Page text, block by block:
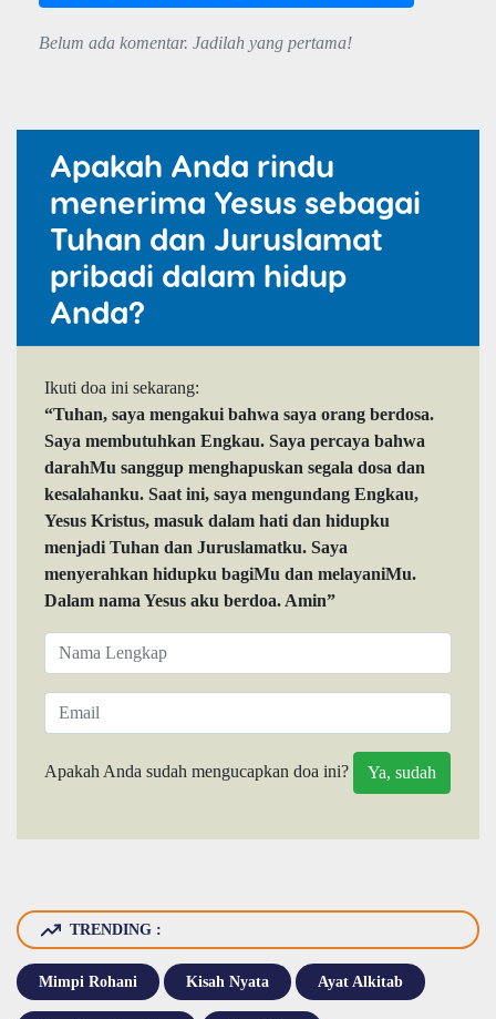
Belum ada komentar. Jadilah yang pertama!
Apakah Anda rindu
menerima Yesus sebagai
Tuhan dan Juruslamat
pribadi dalam hidup
Anda?
Ikuti doa ini sekarang:
“Tuhan, saya mengakui bahwa saya orang berdosa.
Saya membutuhkan Engkau. Saya percaya bahwa
darahMu sanggup menghapuskan segala dosa dan
kesalahanku. Saat ini, saya mengundang Engkau,
Yesus Kristus, masuk dalam hati dan hidupku
menjadi Tuhan dan Juruslamatku. Saya
menyerahkan hidupku bagiMu dan melayaniMu.
Dalam nama Yesus aku berdoa. Amin”
Apakah Anda sudah mengucapkan doa ini?
TRENDING :
Mimpi Rohani Kisah Nyata Ayat Alkitab